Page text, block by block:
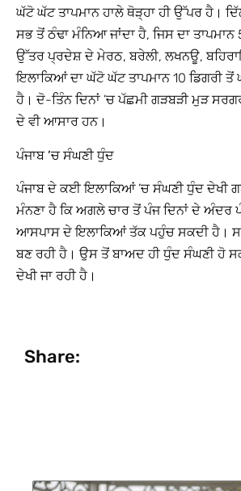
ਘੱਟੋ ਘੱਟ ਤਾਪਮਾਨ ਹਾਲੇ ਥੋੜ੍ਹਾ ਹੀ ਉੱਪਰ ਹੈ।
ਸਭ ਤੋਂ ਠੰਢਾ ਮੰਨਿਆ ਜਾਂਦਾ ਹੈ, ਜਿਸ ਦਾ
ਉੱਤਰ ਪ੍ਰਦੇਸ਼ ਦੇ ਮੇਰਠ, ਬਰੇਲੀ, ਲਖਨਊ,
ਇਲਾਕਿਆਂ ਦਾ ਘੱਟੋ ਘੱਟ ਤਾਪਮਾਨ 10 ਡਿਗਰੀ ਤੋਂ
ਹੈ। ਦੋ-ਤਿੰਨ ਦਿਨਾਂ ’ਚ ਪੱਛਮੀ ਗੜਬੜੀ ਮੁੜ
ਦੇ ਵੀ ਆਸਾਰ ਹਨ।
ਪੰਜਾਬ ’ਚ ਸੰਘਣੀ ਧੁੰਦ
ਪੰਜਾਬ ਦੇ ਕਈ ਇਲਾਕਿਆਂ ’ਚ ਸੰਘਣੀ ਧੁੰਦ ਦੇਖੀ
ਮੰਨਣਾ ਹੈ ਕਿ ਅਗਲੇ ਚਾਰ ਤੋਂ ਪੰਜ ਦਿਨਾਂ ਦੇ ਅੰਦਰ
ਆਸਪਾਸ ਦੇ ਇਲਾਕਿਆਂ ਤੱਕ ਪਹੁੰਚ ਸਕਦੀ ਹੈ।
ਬਣ ਰਹੀ ਹੈ। ਉਸ ਤੋਂ ਬਾਅਦ ਹੀ ਧੁੰਦ ਸੰਘਣੀ ਹੋ
ਦੇਖੀ ਜਾ ਰਹੀ ਹੈ।
Share: